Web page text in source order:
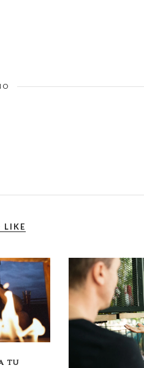
LIKE
TU